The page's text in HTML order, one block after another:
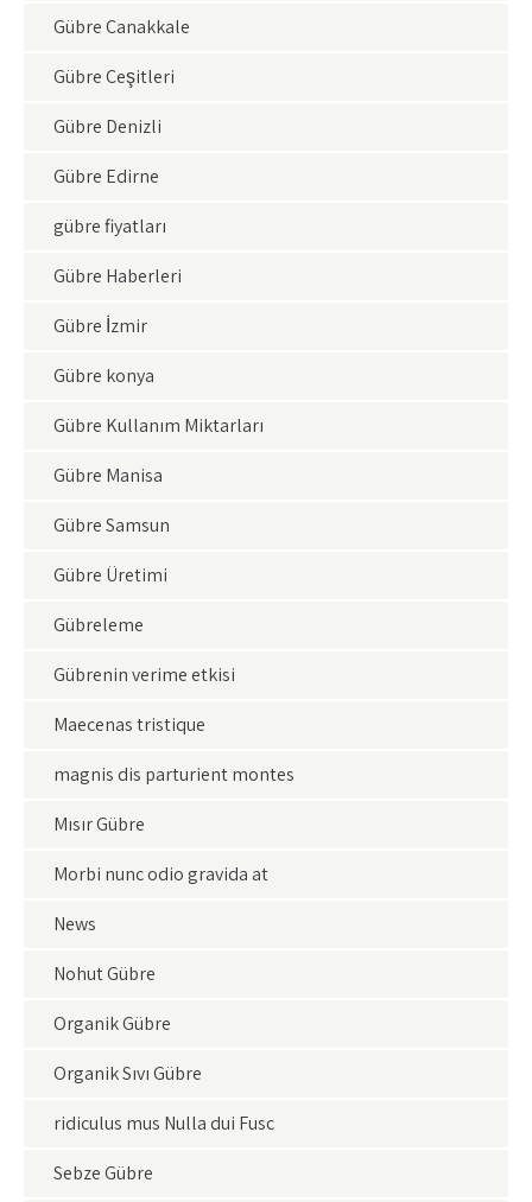
Gübre Çanakkale
Gübre Çeşitleri
Gübre Denizli
Gübre Edirne
gübre fiyatları
Gübre Haberleri
Gübre İzmir
Gübre konya
Gübre Kullanım Miktarları
Gübre Manisa
Gübre Samsun
Gübre Üretimi
Gübreleme
Gübrenin verime etkisi
Maecenas tristique
magnis dis parturient montes
Mısır Gübre
Morbi nunc odio gravida at
News
Nohut Gübre
Organik Gübre
Organik Sıvı Gübre
ridiculus mus Nulla dui Fusc
Sebze Gübre